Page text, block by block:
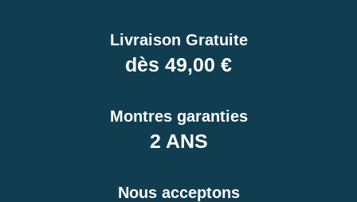
Livraison Gratuite
dès 49,00 €
Montres garanties
2 ANS
Nous acceptons